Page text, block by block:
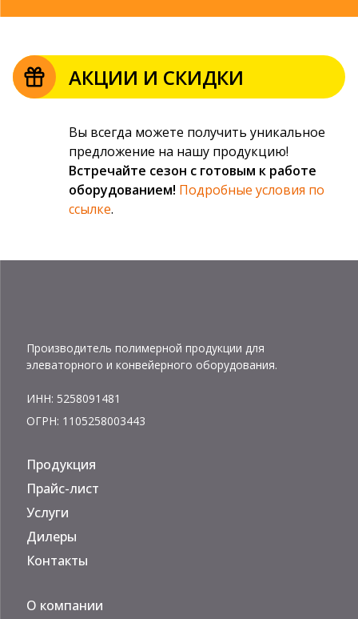
АКЦИИ И СКИДКИ
Вы всегда можете получить уникальное
предложение на нашу продукцию!
Встречайте сезон с готовым к работе
оборудованием! Подробные условия по
ссылке.
Производитель полимерной продукции для
элеваторного и конвейерного оборудования.
ИНН: 5258091481
ОГРН: 1105258003443
Продукция
Прайс-лист
Услуги
Дилеры
Контакты
О компании